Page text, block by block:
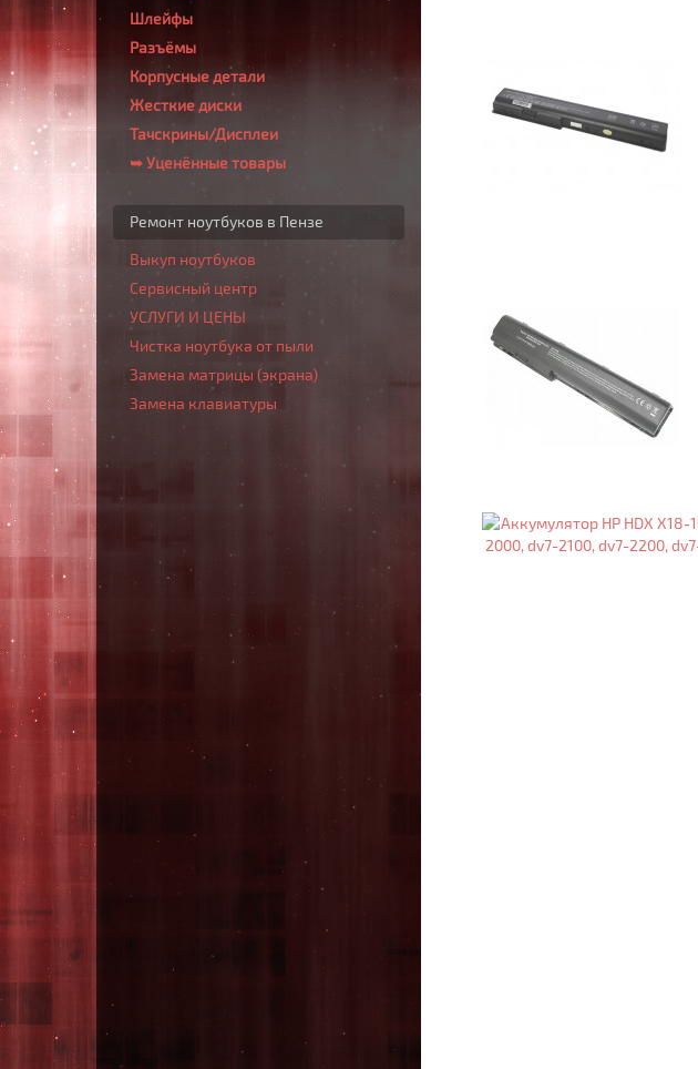
Шлейфы
Разъёмы
Корпусные детали
Жесткие диски
Тачскрины/Дисплеи
➥ Уценённые товары
Ремонт ноутбуков в Пензе
Выкуп ноутбуков
Сервисный центр
УСЛУГИ И ЦЕНЫ
Чистка ноутбука от пыли
Замена матрицы (экрана)
Замена клавиатуры